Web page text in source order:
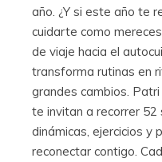
año. ¿Y si este año te
cuidarte como
de viaje hacia el
transforma rutinas en
grandes cambios.
te invitan a recorrer
dinámicas, ejercicios y
reconectar contigo.